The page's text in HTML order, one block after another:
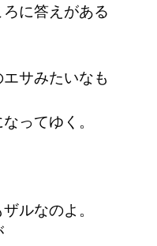
に答えがある
サみたいなも
なってゆく。
ルなのよ。